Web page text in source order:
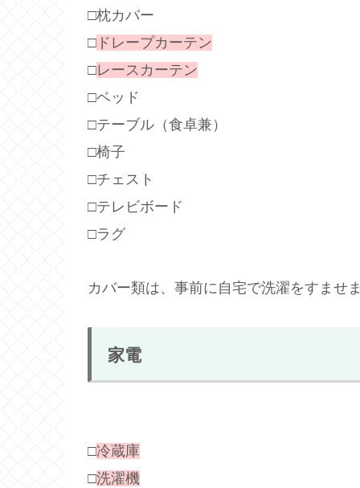
□枕カバー
□ ドレープカーテン
□レースカーテン
□ベッド
□テーブル（食卓兼）
□椅子
□チェスト
□テレビボード
□ラグ
カバー類は、事前に自宅で洗濯をすませ
家電
□冷蔵庫
□洗濯機